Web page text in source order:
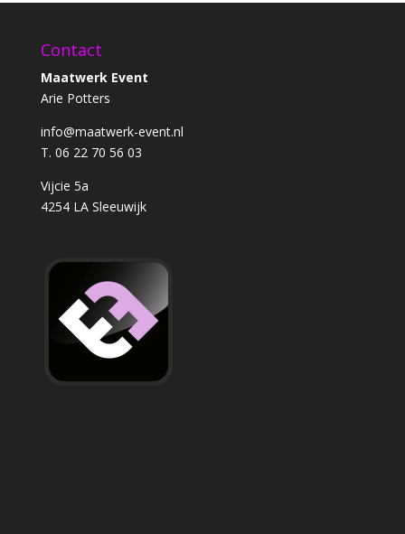
Contact
Maatwerk Event
Arie Potters
info@maatwerk-event.nl
T. 06 22 70 56 03
Vijcie 5a
4254 LA Sleeuwijk